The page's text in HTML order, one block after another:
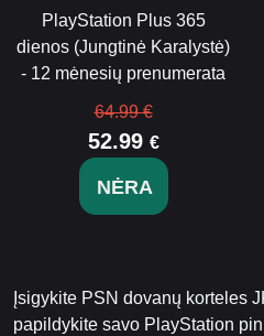
PlayStation Plus 365
dienos (Jungtinė Karalystė)
- 12 mėnesių prenumerata
64.99 €
52.99 €
NĖRA
Įsigykite PSN dovanų korteles
papildykite savo PlayStation